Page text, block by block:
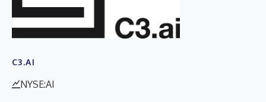
C3.AI
NYSE:AI